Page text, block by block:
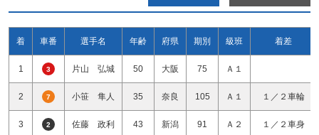
着 車番 選手名 年齢 府県 期別 級班 着差
1 3 片山 弘城 50 大阪 75 Ａ１
2 7 小笹 隼人 35 奈良 105 Ａ１ １／２車輪
3 2 佐藤 政利 43 新潟 91 Ａ２ １／２車身